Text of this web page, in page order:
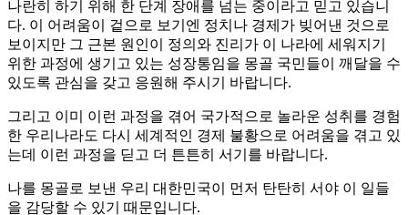
나란히 하기 위해 한 단계 장애를 넘는 중이라고 믿고 있습니
다. 이 어려움이 겉으로 보기엔 정치나 경제가 빚어낸 것으로
보이지만 그 근본 원인이 정의와 진리가 이 나라에 세워지기
위한 과정에 생기고 있는 성장통임을 몽골 국민들이 깨달을 수
있도록 관심을 갖고 응원해 주시기 바랍니다.
그리고 이미 이런 과정을 겪어 국가적으로 놀라운 성취를 경험
한 우리나라도 다시 세계적인 경제 불황으로 어려움을 겪고 있
는데 이런 과정을 딛고 더 튼튼히 서기를 바랍니다.
나를 몽골로 보낸 우리 대한민국이 먼저 탄탄히 서야 이 일들
을 감당할 수 있기 때문입니다.